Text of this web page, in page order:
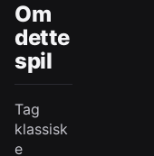
Om
dette
spil
Tag
klassisk
e